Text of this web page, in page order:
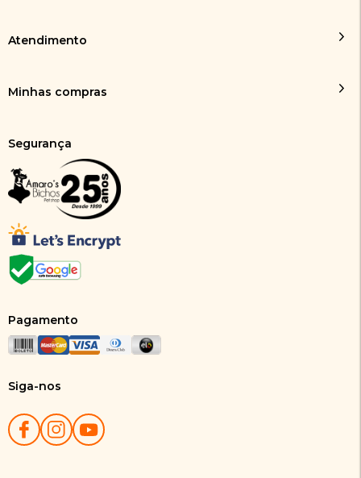
Atendimento
Minhas compras
Segurança
Pagamento
Siga-nos